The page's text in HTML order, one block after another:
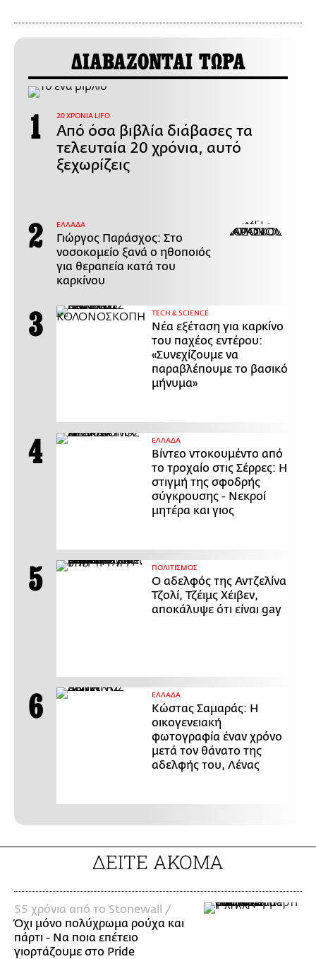
ΔΙΑΒΑΖΟΝΤΑΙ ΤΩΡΑ
20 ΧΡΟΝΙΑ LIFO
Από όσα βιβλία διάβασες τα
τελευταία 20 χρόνια, αυτό
ξεχωρίζεις
ΕΛΛΑΔΑ
Γιώργος Παράσχος: Στο
νοσοκομείο ξανά ο ηθοποιός
για θεραπεία κατά του
καρκίνου
ΤECH & SCIENCE
Νέα εξέταση για καρκίνο
του παχέος εντέρου:
«Συνεχίζουμε να
παραβλέπουμε το βασικό
μήνυμα»
ΕΛΛΑΔΑ
Βίντεο ντοκουμέντο από
το τροχαίο στις Σέρρες: Η
στιγμή της σφοδρής
σύγκρουσης - Νεκροί
μητέρα και γιος
ΠΟΛΙΤΙΣΜΟΣ
Ο αδελφός της Αντζελίνα
Τζολί, Τζέιμς Χέιβεν,
αποκάλυψε ότι είναι gay
ΕΛΛΑΔΑ
Κώστας Σαμαράς: Η
οικογενειακή
φωτογραφία έναν χρόνο
μετά τον θάνατο της
αδελφής του, Λένας
ΔΕΙΤΕ ΑΚΟΜΑ
55 χρόνια από το Stonewall /
Όχι μόνο πολύχρωμα ρούχα και
πάρτι - Να ποια επέτειο
γιορτάζουμε στο Pride